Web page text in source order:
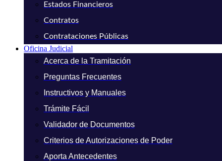
Estados Financieros
Contratos
Contrataciones Públicas
Oficina Judicial
Acerca de la Tramitación
Preguntas Frecuentes
Instructivos y Manuales
Trámite Fácil
Validador de Documentos
Criterios de Autorizaciones de Poder
Aporta Antecedentes